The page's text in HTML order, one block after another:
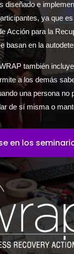
diseñado e
ya que
Acción para la
basan en la
también
a los demás
una persona no
de sí misma o
en los